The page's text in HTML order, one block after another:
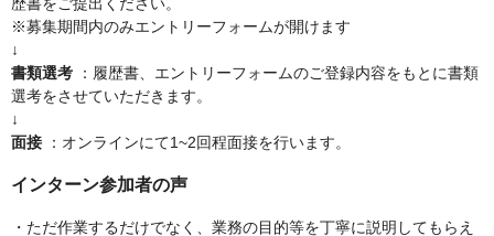
歴書をご提出ください。
※募集期間内のみエントリーフォームが開けます
↓
書類選考 ：履歴書、エントリーフォームのご登録内容をもとに書類
選考をさせていただきます。
↓
面接 ：オンラインにて1~2回程面接を行います。
インターン参加者の声
・ただ作業するだけでなく、業務の目的等を丁寧に説明してもらえ